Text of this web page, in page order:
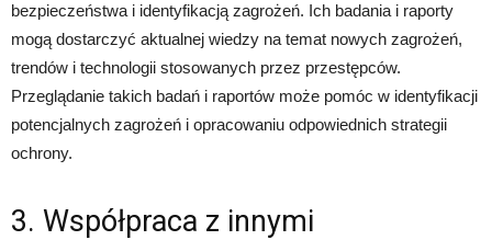
bezpieczeństwa i identyfikacją zagrożeń. Ich badania i raporty
mogą dostarczyć aktualnej wiedzy na temat nowych zagrożeń,
trendów i technologii stosowanych przez przestępców.
Przeglądanie takich badań i raportów może pomóc w identyfikacji
potencjalnych zagrożeń i opracowaniu odpowiednich strategii
ochrony.
3. Współpraca z innymi